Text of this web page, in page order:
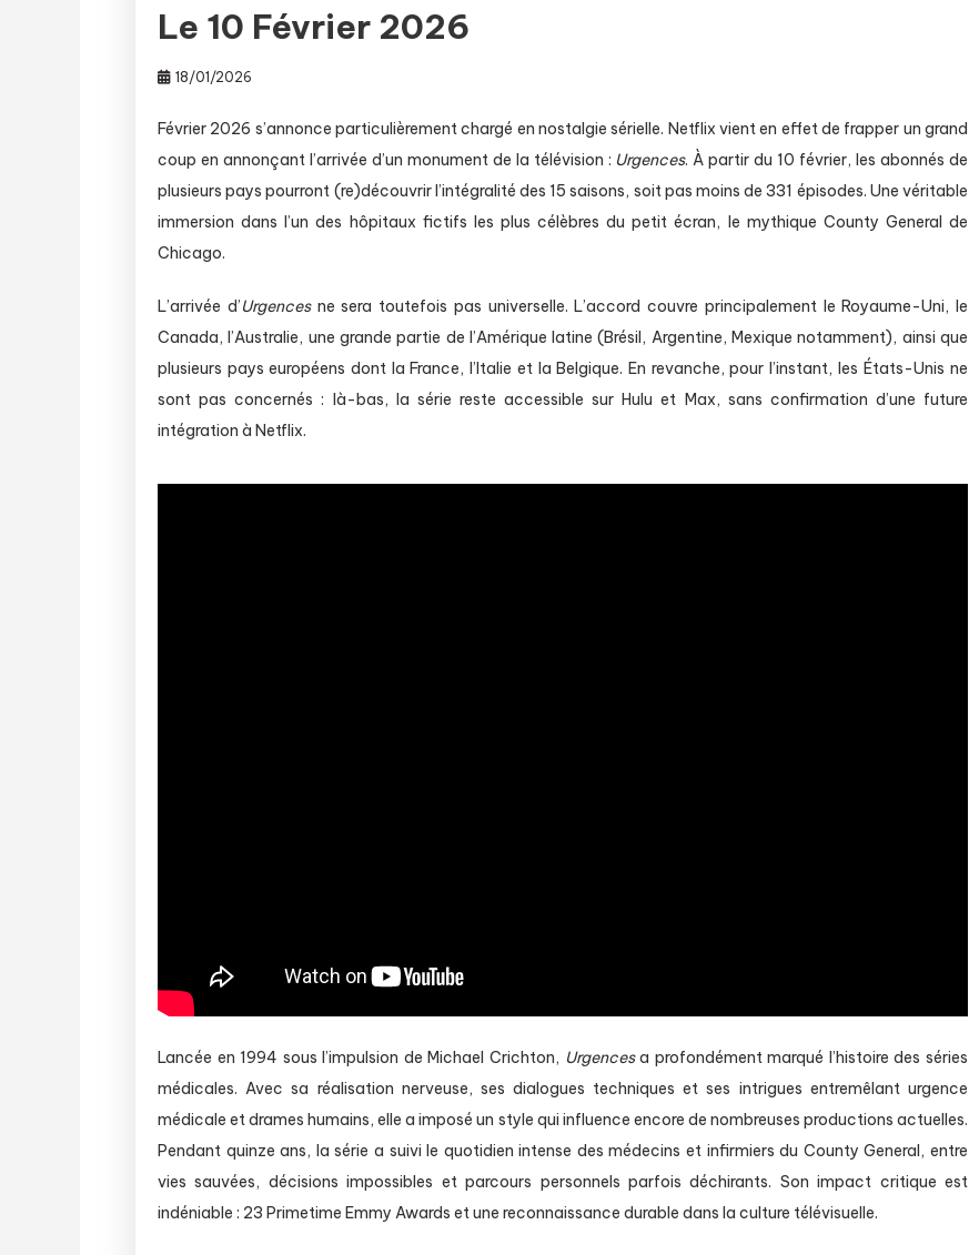
Le 10 Février 2026
18/01/2026
Février 2026 s’annonce particulièrement chargé en nostalgie sérielle. Netflix vient en effet de frapper un grand
coup en annonçant l’arrivée d’un monument de la télévision : Urgences. À partir du 10 février, les abonnés de
plusieurs pays pourront (re)découvrir l’intégralité des 15 saisons, soit pas moins de 331 épisodes. Une véritable
immersion dans l’un des hôpitaux fictifs les plus célèbres du petit écran, le mythique County General de
Chicago.
L’arrivée d’Urgencesne sera toutefois pas universelle. L’accord couvre principalement le Royaume-Uni, le
Canada, l’Australie, une grande partie de l’Amérique latine (Brésil, Argentine, Mexique notamment), ainsi que
plusieurs pays européens dont la France, l’Italie et la Belgique. En revanche, pour l’instant, les États-Unis ne
sont pas concernés : là-bas, la série reste accessible sur Hulu et Max, sans confirmation d’une future
intégration à Netflix.
Lancée en 1994 sous l’impulsion de Michael Crichton, Urgencesa profondément marqué l’histoire des séries
médicales. Avec sa réalisation nerveuse, ses dialogues techniques et ses intrigues entremêlant urgence
médicale et drames humains, elle a imposé un style qui influence encore de nombreuses productions actuelles.
Pendant quinze ans, la série a suivi le quotidien intense des médecins et infirmiers du County General, entre
vies sauvées, décisions impossibles et parcours personnels parfois déchirants. Son impact critique est
indéniable : 23 Primetime Emmy Awards et une reconnaissance durable dans la culture télévisuelle.